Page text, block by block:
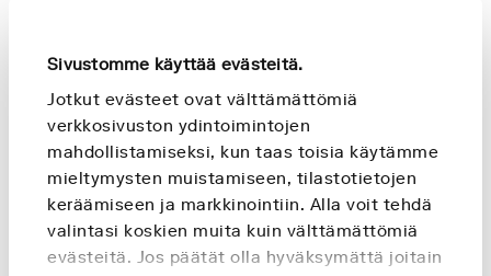
Sivustomme käyttää evästeitä.
Jotkut evästeet ovat välttämättömiä
verkkosivuston ydintoimintojen
mahdollistamiseksi, kun taas toisia käytämme
mieltymysten muistamiseen, tilastotietojen
keräämiseen ja markkinointiin. Alla voit tehdä
valintasi koskien muita kuin välttämättömiä
evästeitä. Jos päätät olla hyväksymättä joitain
tarjousta myydä tai tarjouspyyntöä hankkia
tiedotteessa mainittuja arvopapereita, eikä
arvopapereita myydä tai tarjota alueilla, joilla
kyseisten arvopapereiden tarjoaminen, hankinta
tai myynti olisi lainvastaista ennen niiden
rekisteröintiä taikka rekisteröintivelvollisuutta
koskevan poikkeuksen tai muun kyseisten
alueiden arvopaperilakien mukaisen
hyväksynnän saamista. Sijoittajien ei tule